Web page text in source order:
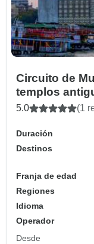
Circuito de
templos
5.0 (1
Duración
Destinos
Franja de edad
Regiones
Idioma
Operador
Desde